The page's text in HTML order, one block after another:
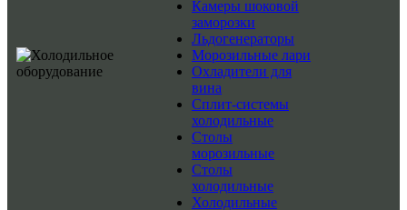
Камеры шоковой
заморозки
Льдогенераторы
Морозильные лари
Охладители для
вина
Сплит-системы
холодильные
Столы
морозильные
Столы
холодильные
Холодильные